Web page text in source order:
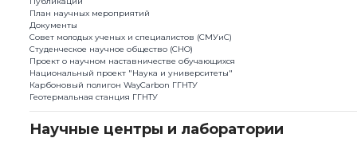
План научныx мероприятий
Документы
Совет молодых ученых и специалистов (СМУиС)
Студенческое научное общество (СНО)
Проект о научном наставничестве обучающихся
Национальный проект "Наука и университеты"
Карбоновый полигон WayCarbon ГГНТУ
Геотермальная станция ГГНТУ
Научные центры и лаборатории